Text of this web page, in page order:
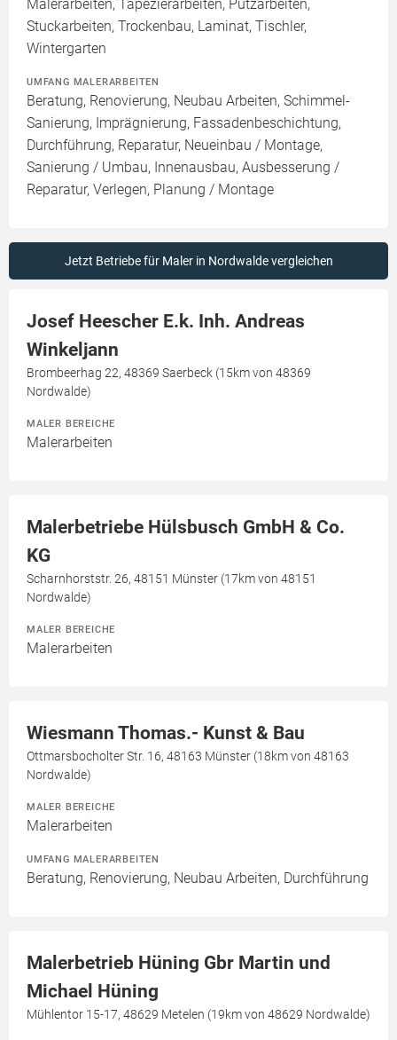
Malerarbeiten, Tapezierarbeiten, Putzarbeiten,
Stuckarbeiten, Trockenbau, Laminat, Tischler,
Wintergarten
UMFANG MALERARBEITEN
Beratung, Renovierung, Neubau Arbeiten, Schimmel-
Sanierung, Imprägnierung, Fassadenbeschichtung,
Durchführung, Reparatur, Neueinbau / Montage,
Sanierung / Umbau, Innenausbau, Ausbesserung /
Reparatur, Verlegen, Planung / Montage
Jetzt Betriebe für Maler in Nordwalde vergleichen
Josef Heescher E.k. Inh. Andreas
Winkeljann
Brombeerhag 22, 48369 Saerbeck (15km von 48369
Nordwalde)
MALER BEREICHE
Malerarbeiten
Malerbetriebe Hülsbusch GmbH & Co.
KG
Scharnhorststr. 26, 48151 Münster (17km von 48151
Nordwalde)
MALER BEREICHE
Malerarbeiten
Wiesmann Thomas.- Kunst & Bau
Ottmarsbocholter Str. 16, 48163 Münster (18km von 48163
Nordwalde)
MALER BEREICHE
Malerarbeiten
UMFANG MALERARBEITEN
Beratung, Renovierung, Neubau Arbeiten, Durchführung
Malerbetrieb Hüning Gbr Martin und
Michael Hüning
Mühlentor 15-17, 48629 Metelen (19km von 48629 Nordwalde)